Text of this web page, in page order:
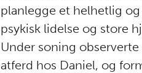
planlegge et helhetlig
psykisk lidelse og store
Under soning
atferd hos Daniel, og